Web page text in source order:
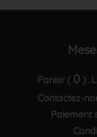
Panier ( 0 ) .
Contactez-
Paiement